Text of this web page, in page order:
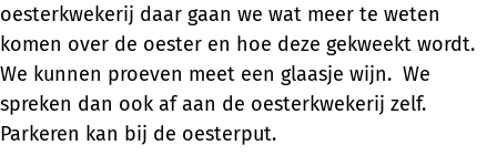
oesterkwekerij daar gaan we wat meer te weten
komen over de oester en hoe deze gekweekt wordt.
We kunnen proeven meet een glaasje wijn. We
spreken dan ook af aan de oesterkwekerij zelf.
Parkeren kan bij de oesterput.